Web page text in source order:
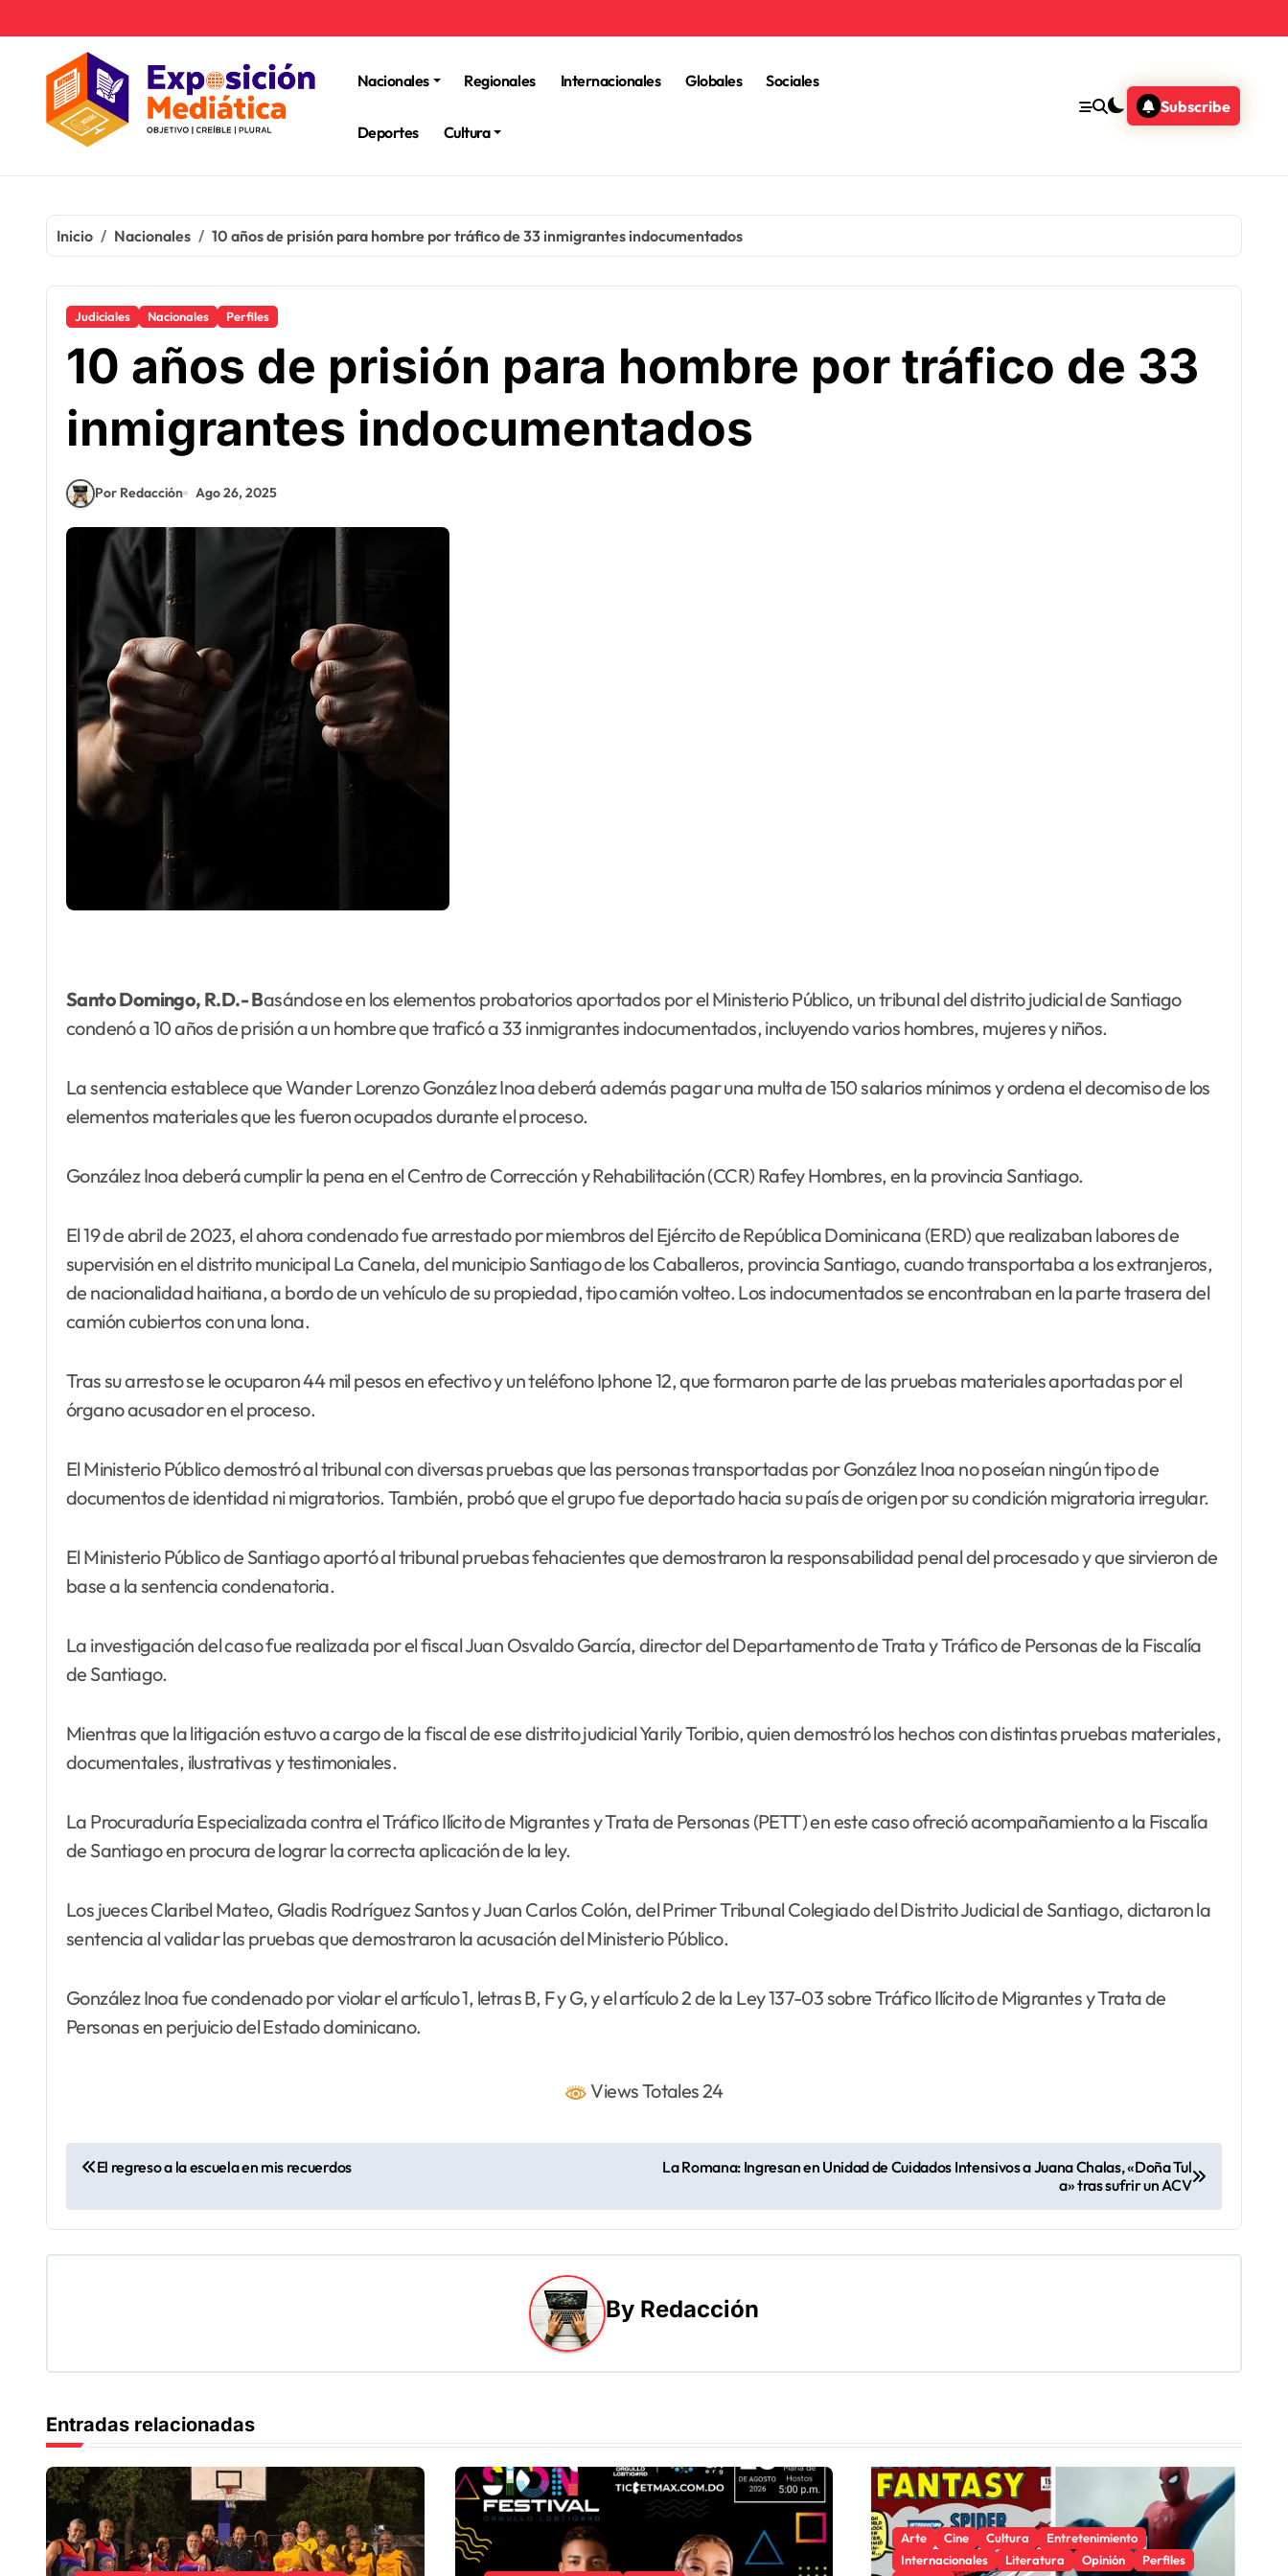
Nacionales
Regionales Internacionales Globales Sociales
Deportes Cultura
Subscribe
Inicio Nacionales 10 años de prisión para hombre por tráfico de 33 inmigrantes indocumentados
Judiciales Nacionales Perfiles
10 años de prisión para hombre por tráfico de 33
inmigrantes indocumentados
Por Redacción Ago 26, 2025
Santo Domingo, R.D.- Basándose en los elementos probatorios aportados por el Ministerio Público, un tribunal del distrito judicial de Santiago
condenó a 10 años de prisión a un hombre que traficó a 33 inmigrantes indocumentados, incluyendo varios hombres, mujeres y niños.
La sentencia establece que Wander Lorenzo González Inoa deberá además pagar una multa de 150 salarios mínimos y ordena el decomiso de los
elementos materiales que les fueron ocupados durante el proceso.
González Inoa deberá cumplir la pena en el Centro de Corrección y Rehabilitación (CCR) Rafey Hombres, en la provincia Santiago.
El 19 de abril de 2023, el ahora condenado fue arrestado por miembros del Ejército de República Dominicana (ERD) que realizaban labores de
supervisión en el distrito municipal La Canela, del municipio Santiago de los Caballeros, provincia Santiago, cuando transportaba a los extranjeros,
de nacionalidad haitiana, a bordo de un vehículo de su propiedad, tipo camión volteo. Los indocumentados se encontraban en la parte trasera del
camión cubiertos con una lona.
Tras su arresto se le ocuparon 44 mil pesos en efectivo y un teléfono Iphone 12, que formaron parte de las pruebas materiales aportadas por el
órgano acusador en el proceso.
El Ministerio Público demostró al tribunal con diversas pruebas que las personas transportadas por González Inoa no poseían ningún tipo de
documentos de identidad ni migratorios. También, probó que el grupo fue deportado hacia su país de origen por su condición migratoria irregular.
El Ministerio Público de Santiago aportó al tribunal pruebas fehacientes que demostraron la responsabilidad penal del procesado y que sirvieron de
base a la sentencia condenatoria.
La investigación del caso fue realizada por el fiscal Juan Osvaldo García, director del Departamento de Trata y Tráfico de Personas de la Fiscalía
de Santiago.
Mientras que la litigación estuvo a cargo de la fiscal de ese distrito judicial Yarily Toribio, quien demostró los hechos con distintas pruebas materiales,
documentales, ilustrativas y testimoniales.
La Procuraduría Especializada contra el Tráfico Ilícito de Migrantes y Trata de Personas (PETT) en este caso ofreció acompañamiento a la Fiscalía
de Santiago en procura de lograr la correcta aplicación de la ley.
Los jueces Claribel Mateo, Gladis Rodríguez Santos y Juan Carlos Colón, del Primer Tribunal Colegiado del Distrito Judicial de Santiago, dictaron la
sentencia al validar las pruebas que demostraron la acusación del Ministerio Público.
González Inoa fue condenado por violar el artículo 1, letras B, F y G, y el artículo 2 de la Ley 137-03 sobre Tráfico Ilícito de Migrantes y Trata de
Personas en perjuicio del Estado dominicano.
Views Totales 24
N
a
v
i
ó
n
d
El regreso a la escuela en mis recuerdos
La Romana: Ingresan en Unidad de Cuidados Intensivos a Juana Chalas, «Doña Tul
a» tras sufrir un ACV
By Redacción
Entradas relacionadas
Arte Cine Cultura
Entretenimiento
Internacionales
Literatura Opinión
Perfiles